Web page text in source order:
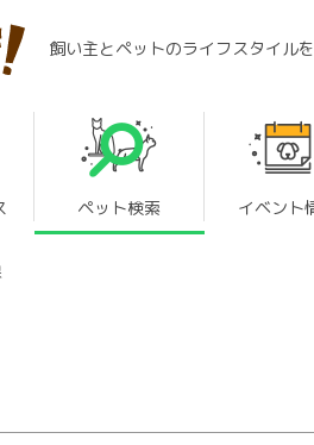
飼い主とペットのライフスタイル
ペット検索 イベント